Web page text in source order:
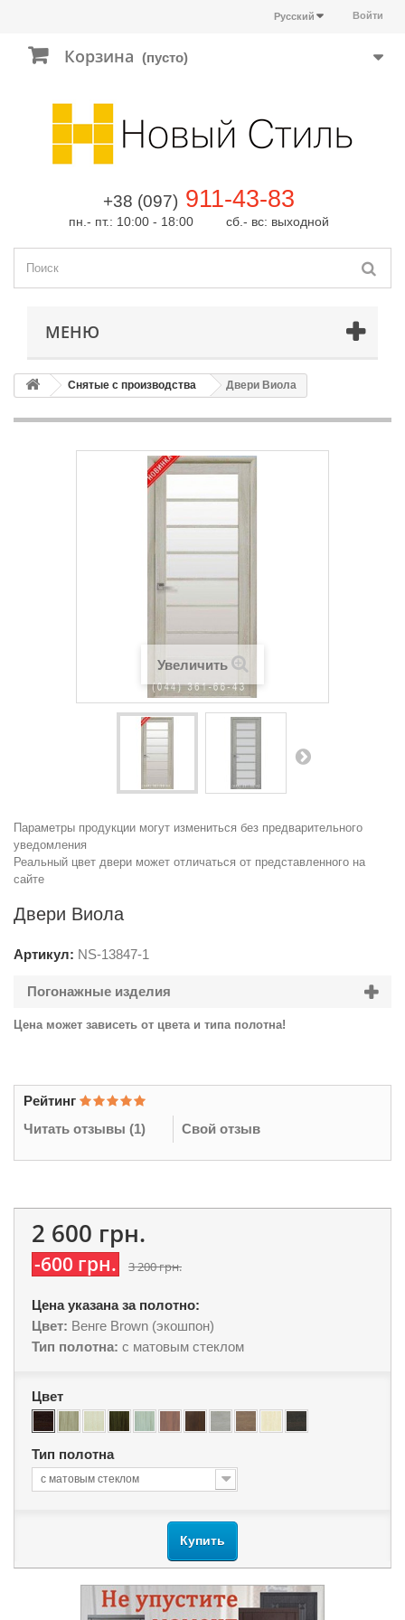
Войти
Русский
Корзина (пусто)
+38 (097) 911-43-83
пн.- пт.: 10:00 - 18:00 сб.- вс: выходной
МЕНЮ
Снятые с производства Двери Виола
Увеличить
Параметры продукции могут измениться без предварительного
уведомления
Реальный цвет двери может отличаться от представленного на
сайте
Двери Виола
Артикул: NS-13847-1
Погонажные изделия
Цена может зависеть от цвета и типа полотна!
Рейтинг
Читать отзывы (1) Свой отзыв
2 600 грн.
-600 грн. 3 200 грн.
Цена указана за полотно:
Цвет: Венге Brown (экошпон)
Тип полотна: с матовым стеклом
Цвет
Тип полотна
с матовым стеклом
Купить